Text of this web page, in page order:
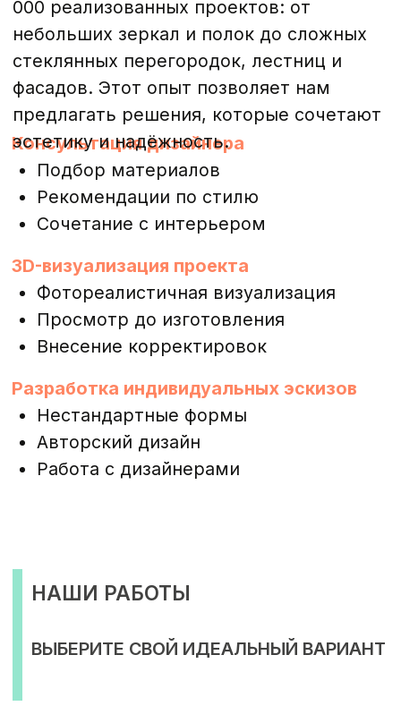
ВЫБЕРИТЕ СВОЙ ИДЕАЛЬНЫЙ ВАРИАНТ
НАШИ РАБОТЫ